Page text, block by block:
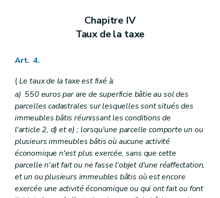
Chapitre IV
Taux de la taxe
Art. 4.
(Le taux de la taxe est fixé à:
a) 550 euros par are de superficie bâtie au sol des
parcelles cadastrales sur lesquelles sont situés des
immeubles bâtis réunissant les conditions de
l'article 2, d) ete) ; lorsqu'une parcelle comporte un ou
plusieurs immeubles bâtis où aucune activité
économique n'est plus exercée, sans que cette
parcelle n'ait fait ou ne fasse l'objet d'une réaffectation,
et un ou plusieurs immeubles bâtis où est encore
exercée une activité économique ou qui ont fait ou font